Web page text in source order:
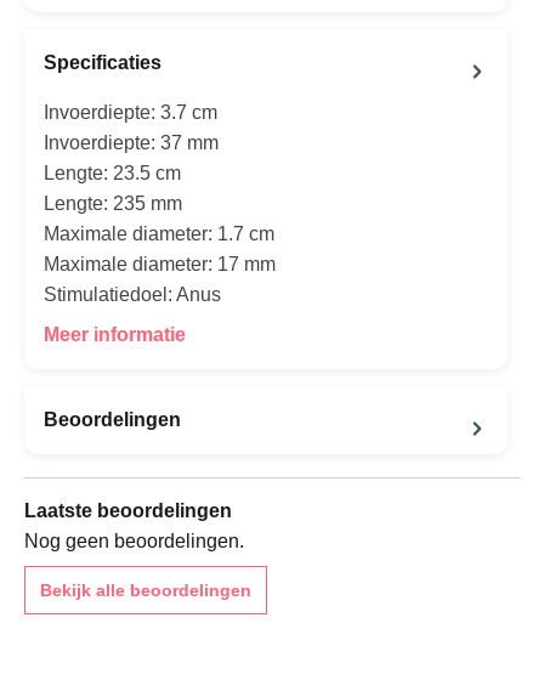
Specificaties
Invoerdiepte: 3.7 cm
Invoerdiepte: 37 mm
Lengte: 23.5 cm
Lengte: 235 mm
Maximale diameter: 1.7 cm
Maximale diameter: 17 mm
Stimulatiedoel: Anus
Meer informatie
Beoordelingen
Laatste beoordelingen
Nog geen beoordelingen.
Bekijk alle beoordelingen